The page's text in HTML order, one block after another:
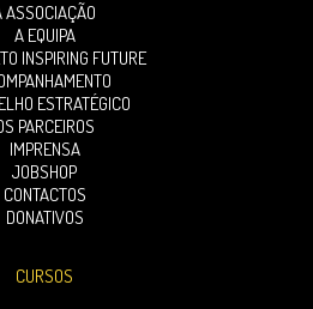
ASSOCIAÇÃO
A EQUIPA
INSPIRING FUTURE
ESTRATÉGICO
PARCEIROS
IMPRENSA
JOBSHOP
CONTACTOS
DONATIVOS
CURSOS